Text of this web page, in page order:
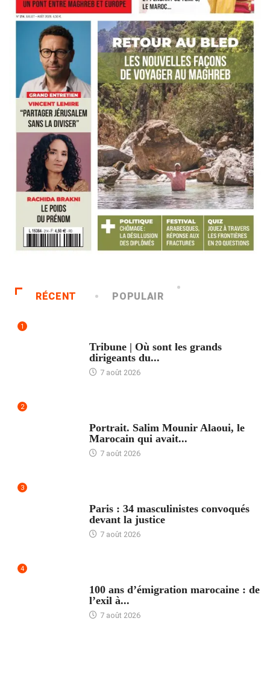
RÉCENT POPULAIR
1
Tribune | Où sont les grands
dirigeants du...
7 août 2026
2
Portrait. Salim Mounir Alaoui, le
Marocain qui avait...
7 août 2026
3
Paris : 34 masculinistes convoqués
devant la justice
7 août 2026
4
100 ans d’émigration marocaine : de
l’exil à...
7 août 2026